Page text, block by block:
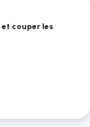
couper les